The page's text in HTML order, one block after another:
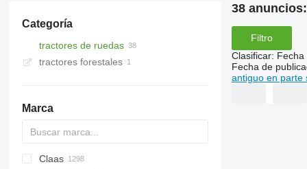
Categoría
tractores de ruedas
tractores forestales
Marca
TTR
584
2505
CK
310
MT
CFG
Claas
38 anuncios:
Filtro
Clasificar: Fecha
Fecha de
antiguo en parte